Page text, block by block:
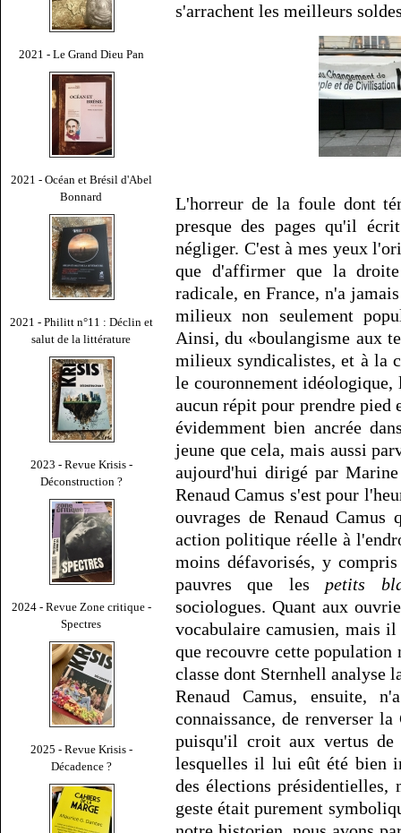
2021 - Le Grand Dieu Pan
2021 - Océan et Brésil d'Abel
Bonnard
2021 - Philitt n°11 : Déclin et
salut de la littérature
2023 - Revue Krisis -
Déconstruction ?
2024 - Revue Zone critique -
Spectres
2025 - Revue Krisis -
Décadence ?
s'arrachent les meilleurs
L'horreur de la foule dont
presque des pages qu'il
négliger. C'est à mes yeux
que d'affirmer que la
radicale, en France, n'a
milieux non seulement
Ainsi, du «boulangisme aux
milieux syndicalistes, et à la
le couronnement
aucun répit pour prendre
évidemment bien ancrée
jeune que cela, mais aussi
aujourd'hui dirigé par
Renaud Camus s'est pour
ouvrages de Renaud
action politique réelle à
moins défavorisés, y
pauvres que les petits
sociologues. Quant aux
vocabulaire camusien, mais
que recouvre cette
classe dont Sternhell analyse
Renaud Camus, ensuite,
connaissance, de renverser
puisqu'il croit aux vertus de
lesquelles il lui eût été bien
des élections présidentielles,
geste était purement